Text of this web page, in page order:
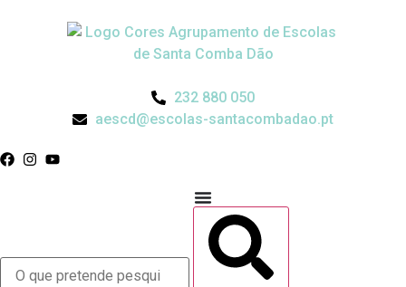
232 880 050
aescd@escolas-santacombadao.pt